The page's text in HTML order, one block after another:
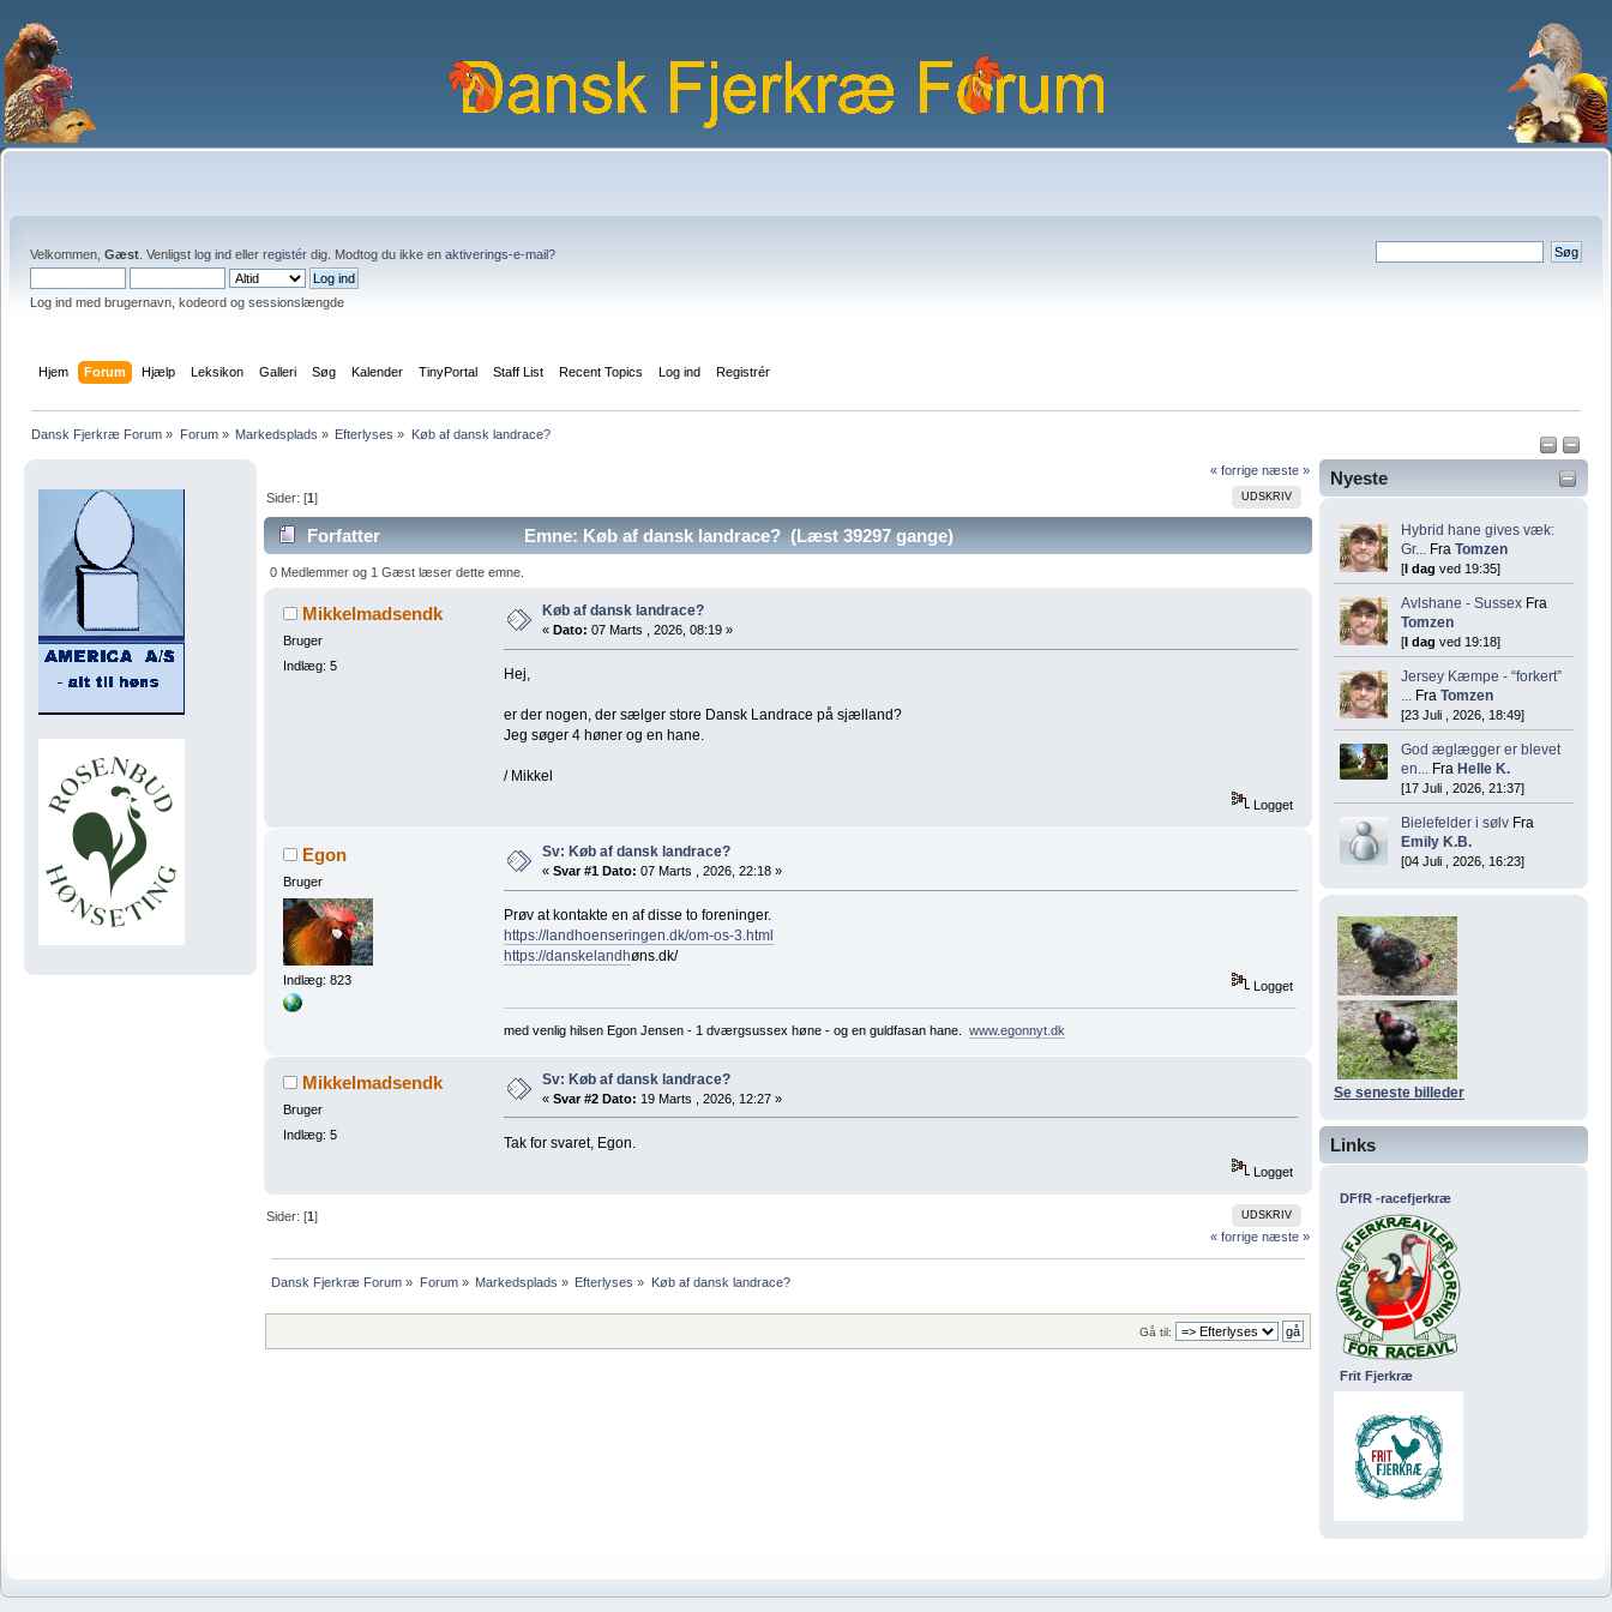
Velkommen, Gæst . Venligst log ind eller registér dig. Modtog du ikke en aktiverings-e-mail?
Log ind med brugernavn, kodeord og sessionslængde
Hjem Forum Hjælp Leksikon Galleri Søg Kalender TinyPortal Staff List Recent Topics Log ind Registrér
Dansk Fjerkræ Forum » Forum» Markedsplads » Efterlyses » Køb af dansk landrace?
Nyeste
Hybrid hane gives væk:
Gr... Fra Tomzen
[I dag ved 19:35]
Avlshane - Sussex Fra
Tomzen
[I dag ved 19:18]
Jersey Kæmpe - “forkert”
... Fra Tomzen
[23 Juli , 2026, 18:49]
God æglægger er blevet
en... Fra Helle K.
[17 Juli , 2026, 21:37]
Bielefelder i sølv Fra
Emily K.B.
[04 Juli , 2026, 16:23]
Se seneste billeder
Links
DFfR -racefjerkræ
Frit Fjerkræ
« forrige næste »
UDSKRIV
Sider: [1]
Forfatter Emne: Køb af dansk landrace? (Læst 39297 gange)
0 Medlemmer og 1 Gæst læser dette emne.
Mikkelmadsendk
Bruger
Indlæg: 5
Køb af dansk landrace?
« Dato: 07 Marts , 2026, 08:19 »
Hej,
er der nogen, der sælger store Dansk Landrace på sjælland?
Jeg søger 4 høner og en hane.
/ Mikkel
Logget
Egon
Bruger
Indlæg: 823
Sv: Køb af dansk landrace?
« Svar #1 Dato: 07 Marts , 2026, 22:18 »
Prøv at kontakte en af disse to foreninger.
https://landhoenseringen.dk/om-os-3.html
https://danskelandhøns.dk/
Logget
med venlig hilsen Egon Jensen - 1 dværgsussex høne - og en guldfasan hane. www.egonnyt.dk
Mikkelmadsendk
Bruger
Indlæg: 5
Sv: Køb af dansk landrace?
« Svar #2 Dato: 19 Marts , 2026, 12:27 »
Tak for svaret, Egon.
Logget
UDSKRIV
Sider: [1]
« forrige næste »
Dansk Fjerkræ Forum » Forum» Markedsplads » Efterlyses » Køb af dansk landrace?
Gå til: